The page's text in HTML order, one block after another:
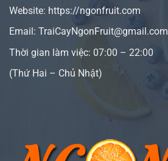
Website: https://ngonfruit.com
Email: TraiCayNgonFruit@gmail.com
Thời gian làm việc: 07:00 – 22:00
(Thứ Hai – Chủ Nhật)